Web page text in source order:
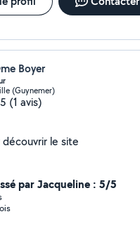
Boyer
(Guynemer)
(1 avis)
le site
par Jacqueline : 5/5